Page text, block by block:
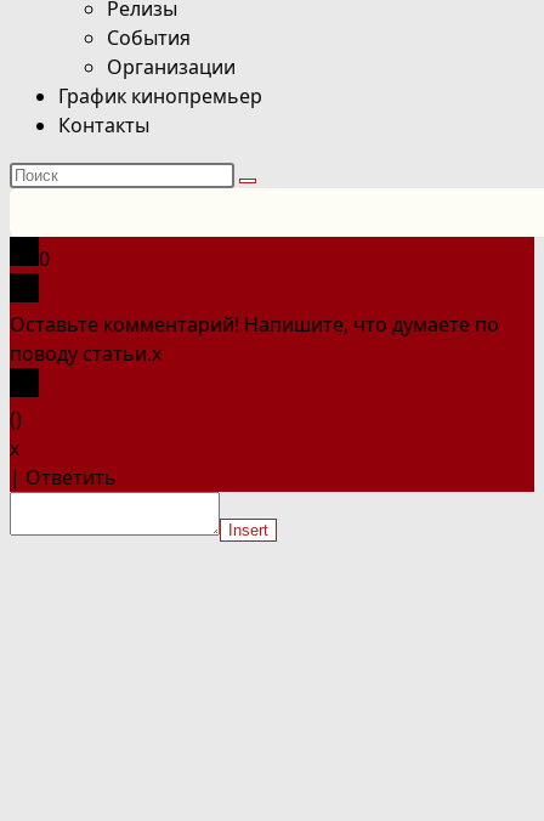
Релизы
События
Организации
График кинопремьер
Контакты
Поиск
сайте
0
Оставьте комментарий! Напишите, что думаете по
поводу статьи.x
()
x
| Ответить
Insert